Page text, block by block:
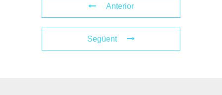
Anterior
Següent